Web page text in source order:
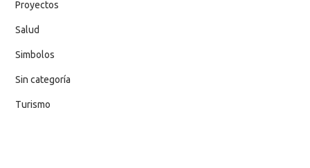
Proyectos
Salud
Simbolos
Sin categoría
Turismo